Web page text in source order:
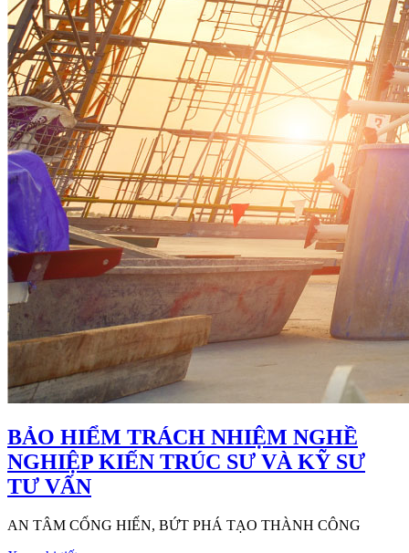
BẢO HIỂM TRÁCH NHIỆM NGHỀ
NGHIỆP KIẾN TRÚC SƯ VÀ KỸ SƯ
TƯ VẤN
AN TÂM CỐNG HIẾN, BỨT PHÁ TẠO THÀNH CÔNG